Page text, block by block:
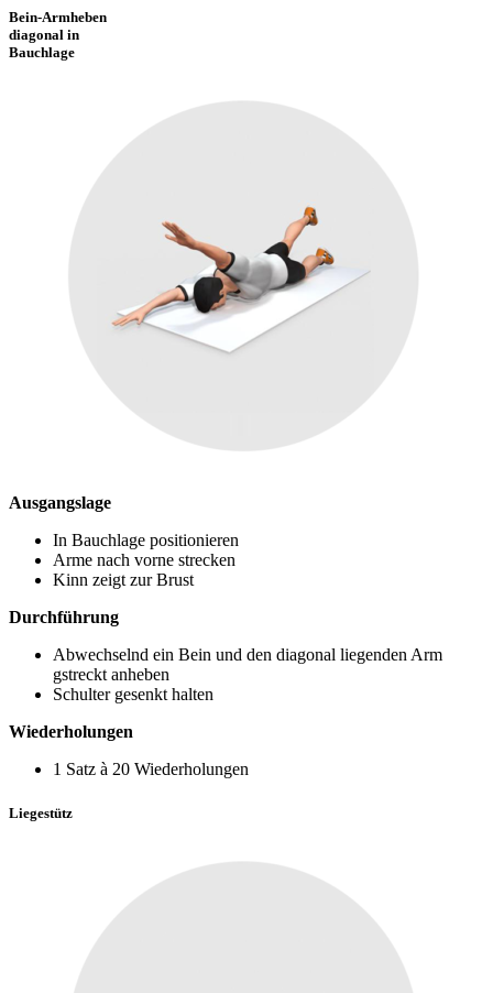
Bein-Armheben
diagonal in
Bauchlage
Ausgangslage
In Bauchlage positionieren
Arme nach vorne strecken
Kinn zeigt zur Brust
Durchführung
Abwechselnd ein Bein und den diagonal liegenden Arm
gstreckt anheben
Schulter gesenkt halten
Wiederholungen
1 Satz à 20 Wiederholungen
Liegestütz